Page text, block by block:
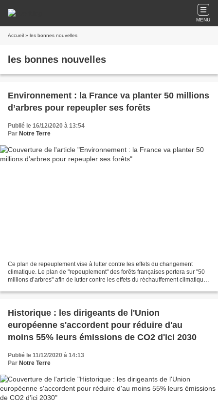
MENU
Accueil » les bonnes nouvelles
les bonnes nouvelles
Environnement : la France va planter 50 millions
d’arbres pour repeupler ses forêts
Publié le 16/12/2020 à 13:54
Par Notre Terre
Ce plan de repeuplement vise à lutter contre les effets du changement
climatique. Le plan de "repeuplement" des forêts françaises portera sur "50
millions d’arbres" afin de lutter contre les effets du réchauffement climatique,
Historique : les dirigeants de l'Union
européenne s'accordent pour réduire d'au
moins 55% leurs émissions de CO2 d'ici 2030
Publié le 11/12/2020 à 14:13
Par Notre Terre